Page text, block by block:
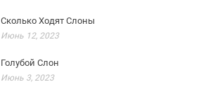
Сколько Ходят Слоны
Июнь 12, 2023
Голубой Слон
Июнь 3, 2023